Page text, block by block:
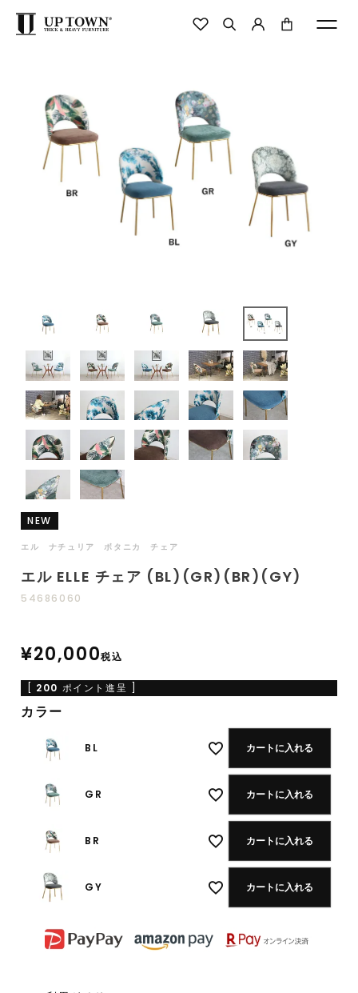
NEW
エル ナチュリア ボタニカ チェア
エル ELLE チェア (BL)(GR)(BR)(GY)
54686060
¥20,000税込
200 ポイント進呈 ]
カラー
BL カートに入れる
GR カートに入れる
BR カートに入れる
GY カートに入れる